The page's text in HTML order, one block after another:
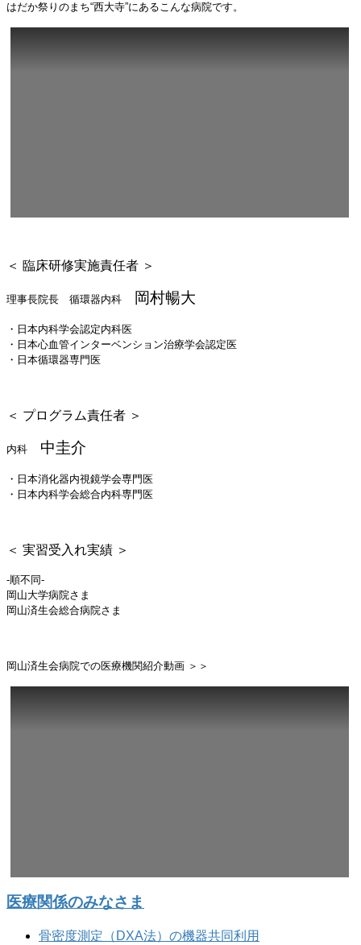
はだか祭りのまち“西大寺”にあるこんな病院です。
＜ 臨床研修実施責任者 ＞
理事長院長 循環器内科 岡村暢大
・日本内科学会認定内科医
・日本心血管インターベンション治療学会認定医
・日本循環器専門医
＜ プログラム責任者 ＞
内科 中圭介
・日本消化器内視鏡学会専門医
・日本内科学会総合内科専門医
＜ 実習受入れ実績 ＞
-順不同-
岡山大学病院さま
岡山済生会総合病院さま
岡山済生会病院での医療機関紹介動画 ＞＞
医療関係のみなさま
骨密度測定（DXA法）の機器共同利用